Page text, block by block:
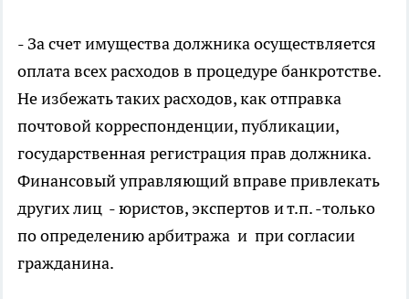
- За счет имущества должника осуществляется
оплата всех расходов в процедуре банкротстве.
Не избежать таких расходов, как отправка
почтовой корреспонденции, публикации,
государственная регистрация прав должника.
Финансовый управляющий вправе привлекать
других лиц - юристов, экспертов и т.п. -только
по определению арбитража и при согласии
гражданина.